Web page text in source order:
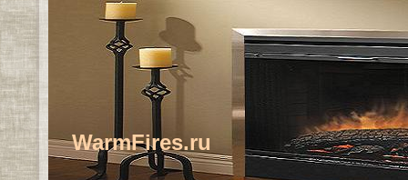
WarmFires.ru